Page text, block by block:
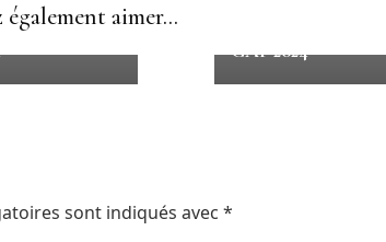
aimer...
GAF 2024
sont indiqués avec *